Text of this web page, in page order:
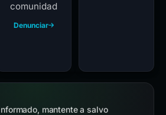
comunidad
Denunciar
mantente a salvo